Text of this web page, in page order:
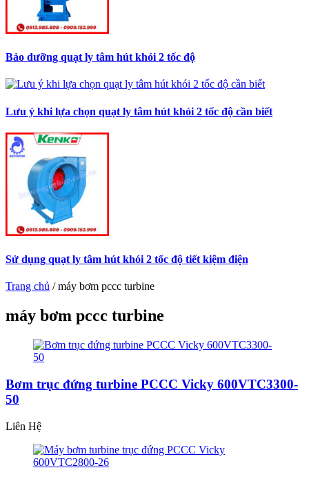
Bảo dưỡng quạt ly tâm hút khói 2 tốc độ
Lưu ý khi lựa chọn quạt ly tâm hút khói 2 tốc độ cần biết
Sử dụng quạt ly tâm hút khói 2 tốc độ tiết kiệm điện
Trang chủ /máy bơm pccc turbine
máy bơm pccc turbine
Bơm trục đứng turbine PCCC Vicky 600VTC3300-
50
Liên Hệ